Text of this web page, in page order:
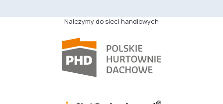
Należymy do sieci handlowych